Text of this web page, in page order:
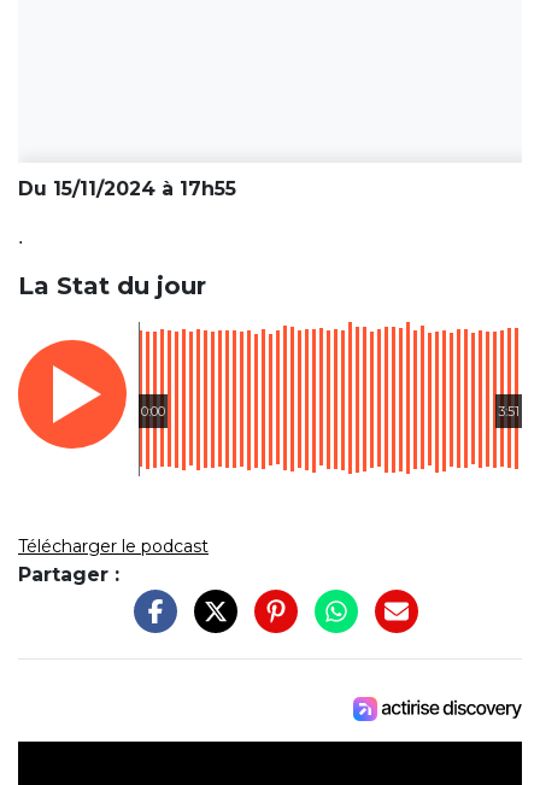
Du 15/11/2024 à 17h55
.
La Stat du jour
0:00 3:51
Télécharger le podcast
Partager :